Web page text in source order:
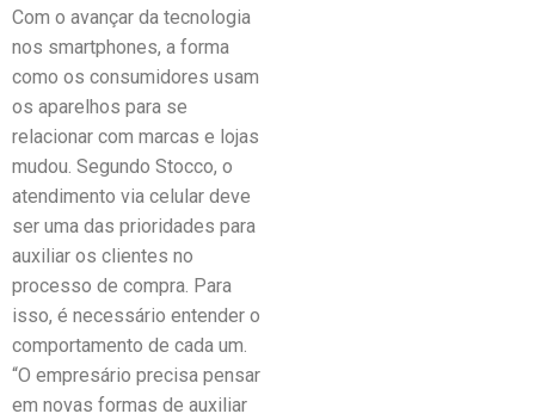
Com o avançar da tecnologia
nos smartphones, a forma
como os consumidores usam
os aparelhos para se
relacionar com marcas e lojas
mudou. Segundo Stocco, o
atendimento via celular deve
ser uma das prioridades para
auxiliar os clientes no
processo de compra. Para
isso, é necessário entender o
comportamento de cada um.
“O empresário precisa pensar
em novas formas de auxiliar